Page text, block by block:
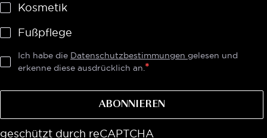
Kosmetik
Fußpflege
Ich habe die Datenschutzbestimmungen gelesen und
erkenne diese ausdrücklich an.
ABONNIEREN
geschützt durch reCAPTCHA